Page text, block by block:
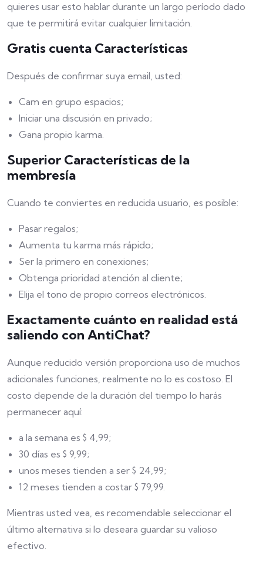
quieres usar esto hablar durante un largo período dado
que te permitirá evitar cualquier limitación.
Gratis cuenta Características
Después de confirmar suya email, usted:
Cam en grupo espacios;
Iniciar una discusión en privado;
Gana propio karma.
Superior Características de la
membresía
Cuando te conviertes en reducida usuario, es posible:
Pasar regalos;
Aumenta tu karma más rápido;
Ser la primero en conexiones;
Obtenga prioridad atención al cliente;
Elija el tono de propio correos electrónicos.
Exactamente cuánto en realidad está
saliendo con AntiChat?
Aunque reducido versión proporciona uso de muchos
adicionales funciones, realmente no lo es costoso. El
costo depende de la duración del tiempo lo harás
permanecer aquí:
a la semana es $ 4,99;
30 días es $ 9,99;
unos meses tienden a ser $ 24,99;
12 meses tienden a costar $ 79,99.
Mientras usted vea, es recomendable seleccionar el
último alternativa si lo deseara guardar su valioso
efectivo.